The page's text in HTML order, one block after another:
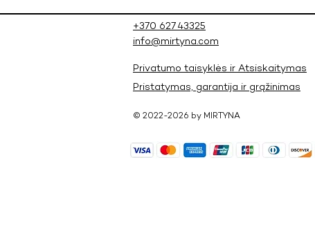
+370 627 43325
info@mirtyna.com
Privatumo taisyklės ir Atsiskaitymas
Pristatymas, garantija ir grąžinimas
© 2022-2026 by MIRTYNA